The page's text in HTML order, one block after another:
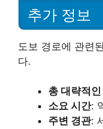
추가 정보
도보 경로에 관련
다.
총 대략적인
소요 시간:
주변 경관: